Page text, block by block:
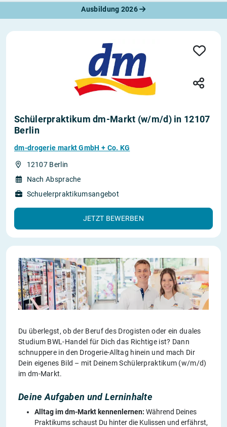
Ausbildung 2026
Schülerpraktikum dm-Markt (w/m/d) in 12107
Berlin
dm-drogerie markt GmbH + Co. KG
12107 Berlin
Nach Absprache
Schuelerpraktikumsangebot
JETZT BEWERBEN
Du überlegst, ob der Beruf des Drogisten oder ein duales
Studium BWL-Handel für Dich das Richtige ist? Dann
schnuppere in den Drogerie-Alltag hinein und mach Dir
Dein eigenes Bild – mit Deinem Schülerpraktikum (w/m/d)
im dm-Markt.
Deine Aufgaben und Lerninhalte
Alltag im dm-Markt kennenlernen: Während Deines
Praktikums schaust Du hinter die Kulissen und erfährst,